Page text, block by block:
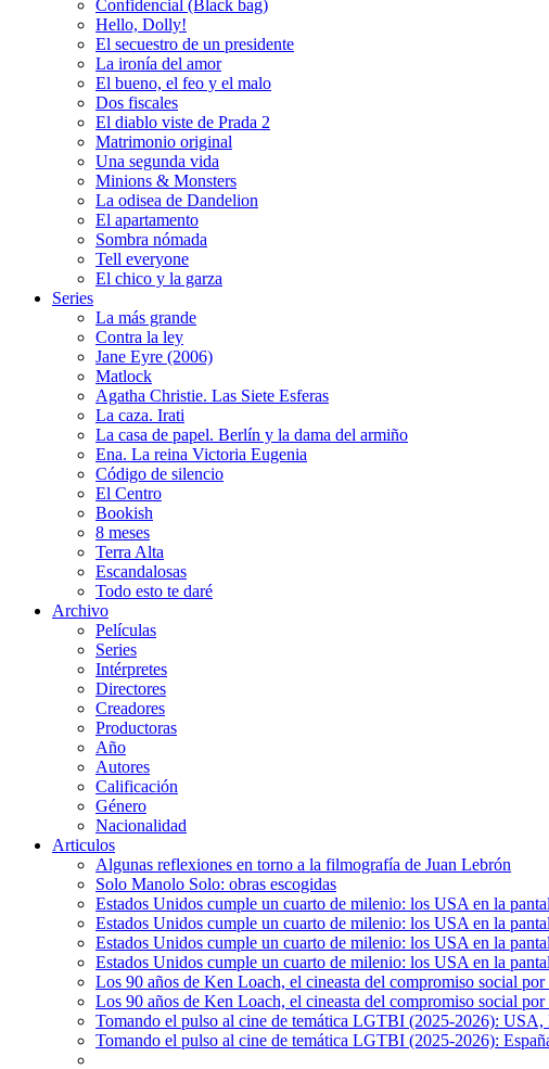
Confidencial (Black bag)
Hello, Dolly!
El secuestro de un presidente
La ironía del amor
El bueno, el feo y el malo
Dos fiscales
El diablo viste de Prada 2
Matrimonio original
Una segunda vida
Minions & Monsters
La odisea de Dandelion
El apartamento
Sombra nómada
Tell everyone
El chico y la garza
Series
La más grande
Contra la ley
Jane Eyre (2006)
Matlock
Agatha Christie. Las Siete Esferas
La caza. Irati
La casa de papel. Berlín y la dama del armiño
Ena. La reina Victoria Eugenia
Código de silencio
El Centro
Bookish
8 meses
Terra Alta
Escandalosas
Todo esto te daré
Archivo
Películas
Series
Intérpretes
Directores
Creadores
Productoras
Año
Autores
Calificación
Género
Nacionalidad
Articulos
Algunas reflexiones en torno a la filmografía de Juan Lebrón
Solo Manolo Solo: obras escogidas
Estados Unidos cumple un cuarto de milenio: los USA en la
Estados Unidos cumple un cuarto de milenio: los USA en la
Estados Unidos cumple un cuarto de milenio: los USA en la
Estados Unidos cumple un cuarto de milenio: los USA en la
Los 90 años de Ken Loach, el cineasta del compromiso social
Los 90 años de Ken Loach, el cineasta del compromiso social
Tomando el pulso al cine de temática LGTBI (2025-2026):
Tomando el pulso al cine de temática LGTBI (2025-2026):